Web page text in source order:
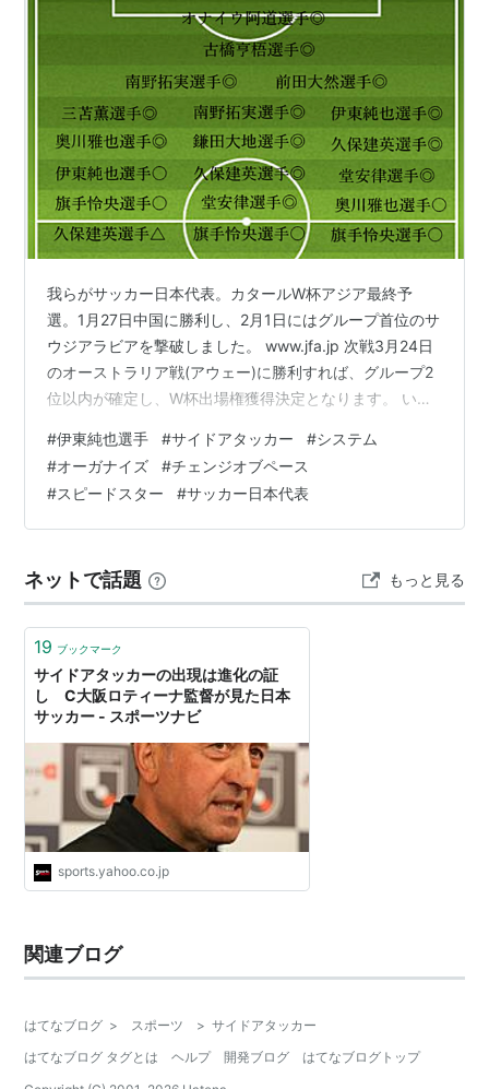
我らがサッカー日本代表。カタールW杯アジア最終予
選。1月27日中国に勝利し、2月1日にはグループ首位のサ
ウジアラビアを撃破しました。 www.jfa.jp 次戦3月24日
のオーストラリア戦(アウェー)に勝利すれば、グループ2
位以内が確定し、W杯出場権獲得決定となります。 いや
どうなることかと思いました。
www.shosasakifranchisor.com このときに書いた記事の
根本は、今もなお変わっていないのですが、それでも唯
一監督に対して称賛したい点としては、伊東純也選手を
伊東純也選手…
#伊東純也選手 #サイドアタッカー #システム
#オーガナイズ #チェンジオブペース
#スピードスター #サッカー日本代表
ネットで話題 もっと見る
19 ブックマーク
サイドアタッカーの出現は進化の証
し C大阪ロティーナ監督が見た日本
サッカー - スポーツナビ
sports.yahoo.co.jp
関連ブログ
はてなブログ > スポーツ > サイドアタッカー
はてなブログ タグとは
ヘルプ 開発ブログ
はてなブログトップ